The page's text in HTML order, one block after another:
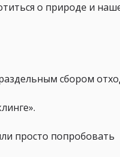
о природе и
сбором
просто попробовать